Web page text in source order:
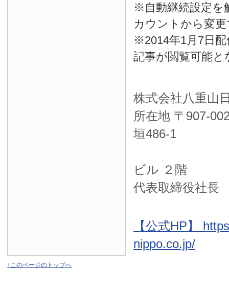
※自動継続設定を
カウントから変
※2014年1月7日
記事が閲覧可能
株式会社八重山
所在地 〒 907-
垣486-1
ビル ２階
代表取締役社
【公式HP】
nippo.co.jp/
↑このページのトップへ